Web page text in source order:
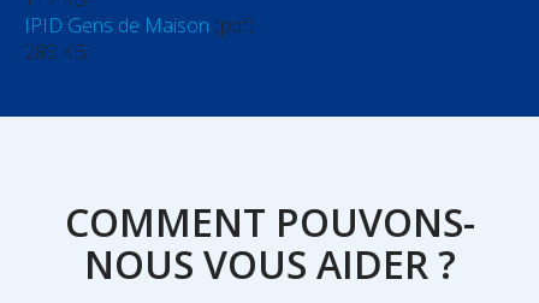
IPID Gens de Maison (pdf)
289 KB
COMMENT POUVONS-
NOUS VOUS AIDER ?